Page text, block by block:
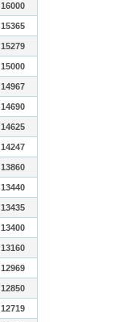
16000
15365
15279
15000
14967
14690
14625
14247
13860
13440
13435
13400
13160
12969
12850
12719